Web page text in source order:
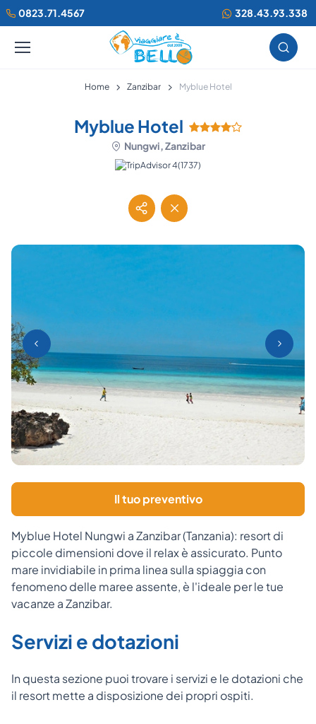
0823.71.4567 328.43.93.338
Home Zanzibar Myblue Hotel
Myblue Hotel
Nungwi, Zanzibar
(1737)
Il tuo preventivo
Myblue Hotel Nungwi a Zanzibar (Tanzania): resort di
piccole dimensioni dove il relax è assicurato. Punto
mare invidiabile in prima linea sulla spiaggia con
fenomeno delle maree assente, è l'ideale per le tue
vacanze a Zanzibar.
Servizi e dotazioni
In questa sezione puoi trovare i servizi e le dotazioni che
il resort mette a disposizione dei propri ospiti.